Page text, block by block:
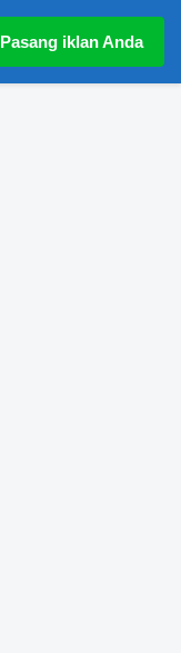
Pasang iklan Anda